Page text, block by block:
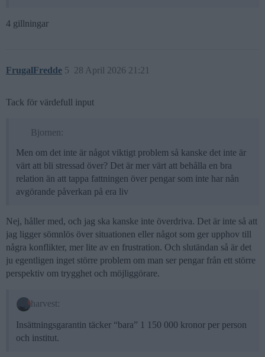
4 gillningar
FrugalFredde 28 April 2026 21:21
5
Tack för värdefull input
Bjornen:
Men om det inte är något viktigt problem så kanske det inte är
värt att bli stressad över? Det är mer värt att behålla en bra
relation än att tappa fattningen över pengar som inte har nån
avgörande påverkan på era liv
Nej, håller med, och jag ska kanske inte överdriva. Det är inte så att
jag ligger sömnlös över situationen eller något som ger upphov till
några konflikter, mer lite av en frustration. Och slutändan så är det
ju egentligen inget större problem om man ser pengar från ett större
perspektiv om trygghet och möjliggörare.
harvest:
Insättningsgarantin täcker “bara” 1 150 000 kronor per person
och institut.